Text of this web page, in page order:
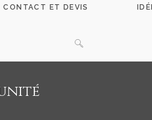
CONTACT ET DEVIS